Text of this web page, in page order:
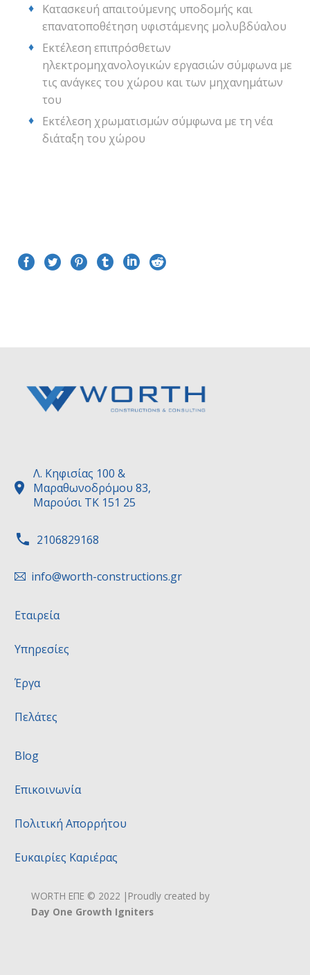
Κατασκευή απαιτούμενης υποδομής και
επανατοποθέτηση υφιστάμενης μολυβδύαλου
Εκτέλεση επιπρόσθετων
ηλεκτρομηχανολογικών εργασιών σύμφωνα με
τις ανάγκες του χώρου και των μηχανημάτων
του
Εκτέλεση χρωματισμών σύμφωνα με τη νέα
διάταξη του χώρου


Λ. Κηφισίας 100 &
Μαραθωνοδρόμου 83,
Μαρούσι ΤΚ 151 25

 2106829168

 info@worth-constructions.gr
Εταιρεία
Υπηρεσίες
Έργα
Πελάτες
Blog
Επικοινωνία
Πολιτική Απορρήτου
Ευκαιρίες Καριέρας
WORTH ΕΠΕ © 2022 | Proudly created by
Day One Growth Igniters